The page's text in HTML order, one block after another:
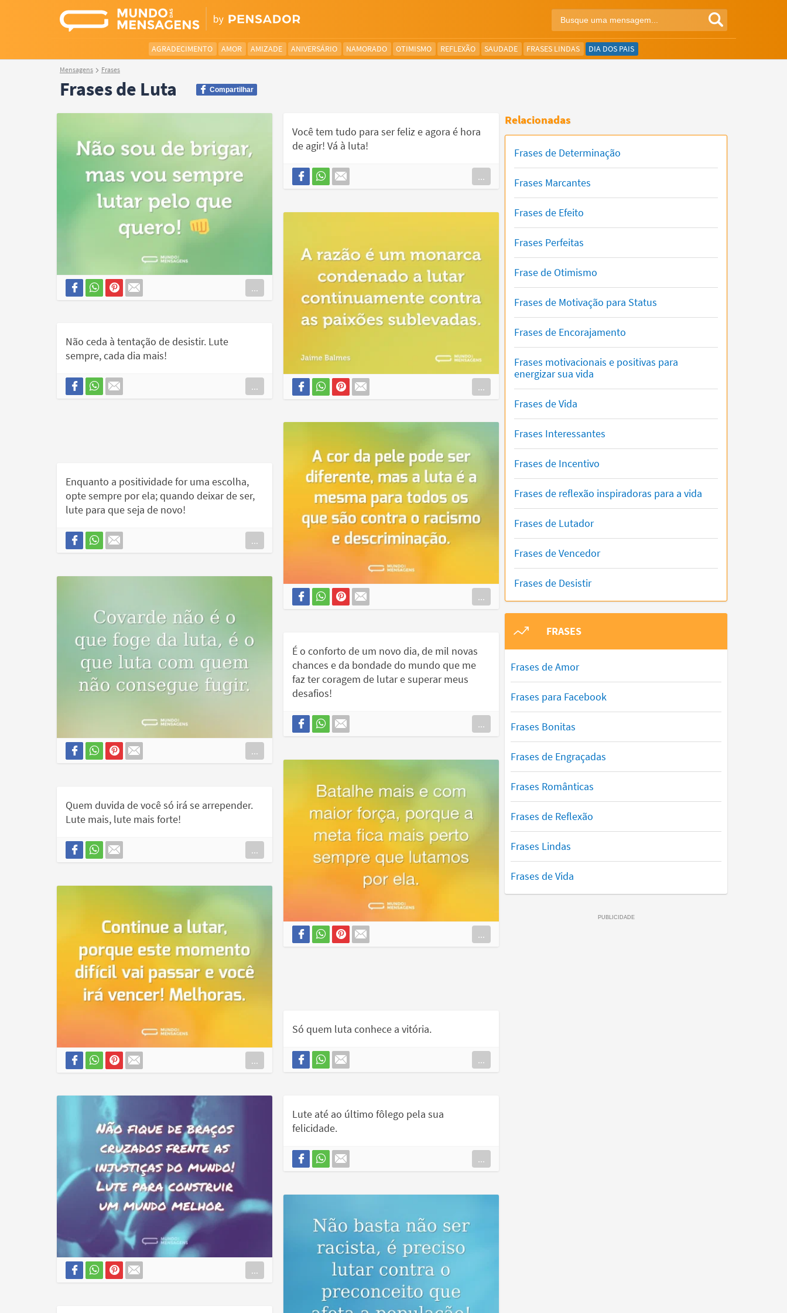
AGRADECIMENTO AMOR AMIZADE ANIVERSÁRIO NAMORADO OTIMISMO REFLEXÃO SAUDADE FRASES LINDAS DIA DOS PAIS
Mensagens Frases
Frases de Luta Compartilhar
...
Você tem tudo para ser feliz e agora é hora
de agir! Vá à luta!
...
...
Não ceda à tentação de desistir. Lute
sempre, cada dia mais!
...
...
Enquanto a positividade for uma escolha,
opte sempre por ela; quando deixar de ser,
lute para que seja de novo!
...
...
É o conforto de um novo dia, de mil novas
chances e da bondade do mundo que me
faz ter coragem de lutar e superar meus
desafios!
...
...
Quem duvida de você só irá se arrepender.
Lute mais, lute mais forte!
...
...
Só quem luta conhece a vitória.
...
...
Lute até ao último fôlego pela sua
felicidade.
...
Relacionadas
Frases de Determinação
Frases Marcantes
Frases de Efeito
Frases Perfeitas
Frase de Otimismo
Frases de Motivação para Status
Frases de Encorajamento
Frases motivacionais e positivas para
energizar sua vida
Frases de Vida
Frases Interessantes
Frases de Incentivo
Frases de reflexão inspiradoras para a vida
Frases de Lutador
Frases de Vencedor
Frases de Desistir
FRASES
Frases de Amor
Frases para Facebook
Frases Bonitas
Frases de Engraçadas
Frases Românticas
Frases de Reflexão
Frases Lindas
Frases de Vida